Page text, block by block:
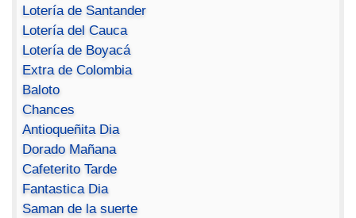
Lotería de Santander
Lotería del Cauca
Lotería de Boyacá
Extra de Colombia
Baloto
Chances
Antioqueñita Dia
Dorado Mañana
Cafeterito Tarde
Fantastica Dia
Saman de la suerte